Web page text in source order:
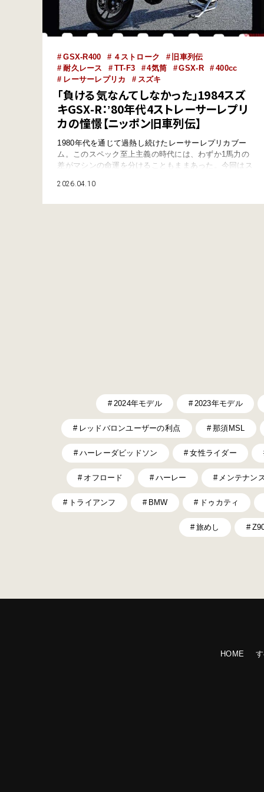
GSX-R400 ４ストローク
旧車列伝
耐久レース
TT-F3 4気筒 GSX-R
400cc
レーサーレプリカ
スズキ
「負ける気なんてしなかった」1984スズ
キGSX-R：ʼ80年代4ストレーサーレプリ
カの憧憬【ニッポン旧車列伝】
1980年代を通じて過熱し続けたレーサーレプリカブー
ム。このスペック至上主義の時代には、わずか1馬力の
差がマシンの命運を分けることもままあった。今回はス
R」について振り返ろう。 ●文:ヤングマシン編集部 ス
2026.04.10
2024年モデル 2023年モデル
レッドバロンユーザーの利点 那須MSL
ハーレーダビッドソン 女性ライダー
オフロード ハーレー メンテナン
トライアンフ BMW ドゥカティ
旅めし
HOME